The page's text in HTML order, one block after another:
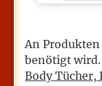
An
benötigt wird.
Body Tücher,